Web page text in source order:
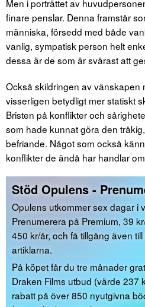
Men i porträttet av
finare penslar. Denna framstår
människa, försedd med både
vanlig, sympatisk person helt
dessa är de som är svårast att
Också skildringen av vänskapen
visserligen betydligt mer statiskt
Bristen på konflikter och
som hade kunnat göra den
befriande. Något som också
konflikter de ändå har handlar
Stöd Opulens -
Opulens utkommer sex dagar i
Prenumerera på Premium, 39
450 kr/år, och få tillgång även
artiklarna.
På köpet får du tre månader
Draken Films utbud (värde 237
rabatt på över 850 nyutgivna